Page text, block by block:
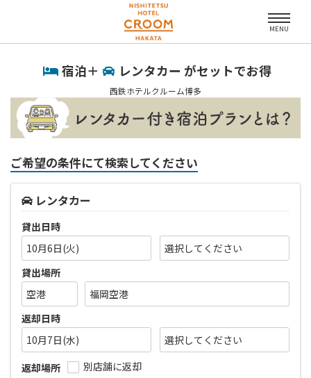
MENU
宿泊＋ レンタカー がセットでお得
西鉄ホテルクルーム博多
ご希望の条件にて検索してください
レンタカー
貸出日時
10月6日(火)
貸出場所
返却日時
10月7日(水)
返却場所
別店舗に返却